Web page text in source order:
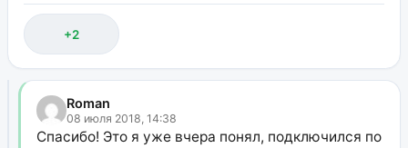
+2
Roman
08 июля 2018, 14:38
Спасибо! Это я уже вчера понял, подключился по